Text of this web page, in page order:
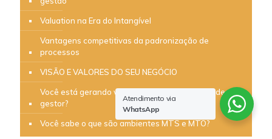
Valuation na Era do Intangível
Vantagens competitivas da padronização de
processos
VISÃO E VALORES DO SEU NEGÓCIO
Você está gerando valor ou apenas brincando de ser
gestor?
Você sabe o que são ambientes MTS e MTO?
Atendimento via
WhatsApp